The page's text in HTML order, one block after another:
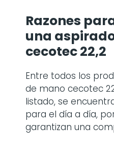
Razones
una
cecotec 22,2
Entre todos los
de mano cecotec
listado, se
para el día a día,
garantizan una